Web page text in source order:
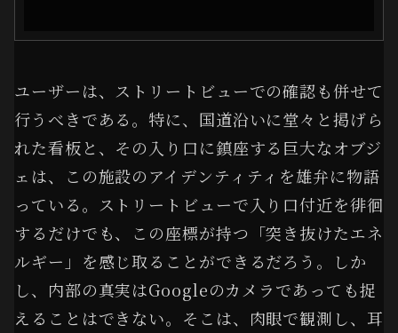
ユーザーは、ストリートビューでの確認も併せて
行うべきである。特に、国道沿いに堂々と掲げら
れた看板と、その入り口に鎮座する巨大なオブジ
ェは、この施設のアイデンティティを雄弁に物語
っている。ストリートビューで入り口付近を徘徊
するだけでも、この座標が持つ「突き抜けたエネ
ルギー」を感じ取ることができるだろう。しか
し、内部の真実はGoogleのカメラであっても捉
えることはできない。そこは、肉眼で観測し、耳